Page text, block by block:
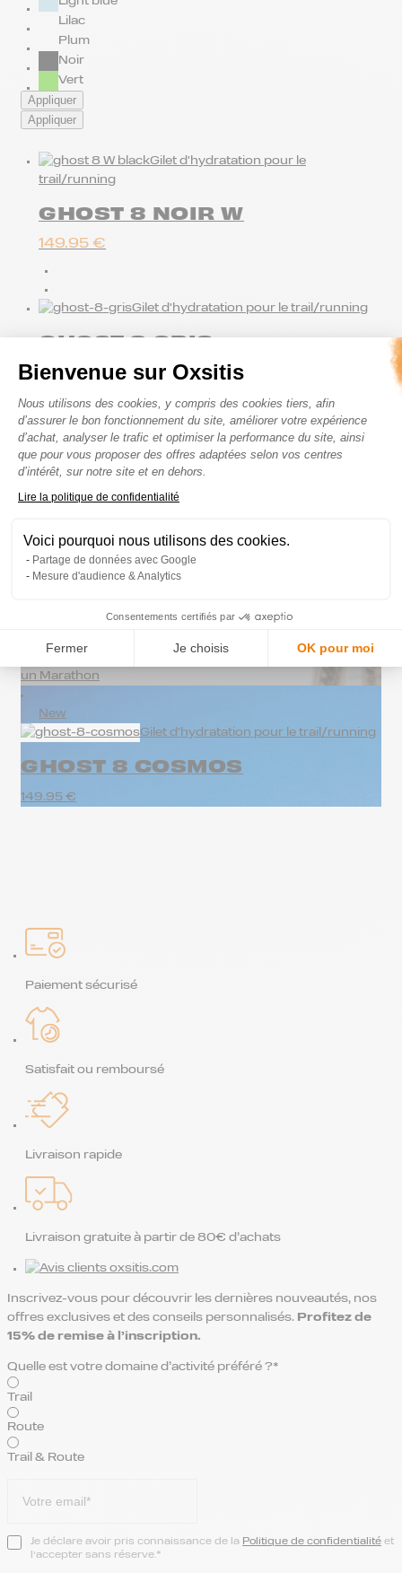
Bienvenue sur Oxsitis
Plateforme de Gestion du
Nous utilisons des cookies, y compris des cookies tiers, afin
d’assurer le bon fonctionnement du site, améliorer votre expérience
d’achat, analyser le trafic et optimiser la performance du site, ainsi
que pour vous proposer des offres adaptées selon vos centres
d’intérêt, sur notre site et en dehors.
Lire la politique de confidentialité
Voici pourquoi nous utilisons des cookies.
Partage de données avec Google
Mesure d'audience & Analytics
Consentements certifiés par
Fermer Je choisis OK pour moi
Axeptio consent
Lilac
Plum
Noir
Vert
Appliquer
Appliquer
Gilet d'hydratation pour le
trail/running
GHOST 8 NOIR W
149.95 €
Gilet d'hydratation pour le trail/running
GHOST 8 GRIS
149.95€
Gilet d'hydratation pour le trail/running
GHOST 8 GRIS W
149.95€
←
Le matériel indispensable pour courir
un Marathon
New
Gilet d'hydratation pour le trail/running
GHOST 8 COSMOS
149.95 €
Paiement sécurisé
Satisfait ou remboursé
Livraison rapide
Livraison gratuite à partir de 80€ d’achats
Inscrivez-vous pour découvrir les dernières nouveautés, nos
offres exclusives et des conseils personnalisés. Profitez de
15% de remise à l’inscription.
Quelle est votre domaine d’activité préféré ?*
Trail
Route
Trail & Route
Je déclare avoir pris connaissance de la Politique de confidentialité et
l’accepter sans réserve.*